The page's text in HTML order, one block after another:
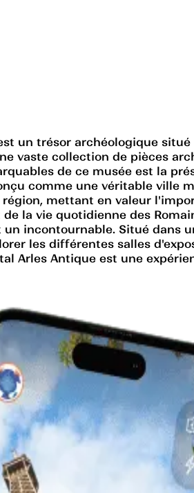
un trésor archéologique
vaste collection de pièces
de ce musée est la
comme une véritable ville
mettant en valeur
la vie quotidienne des
incontournable. Situé dans
les différentes salles
Arles Antique est une